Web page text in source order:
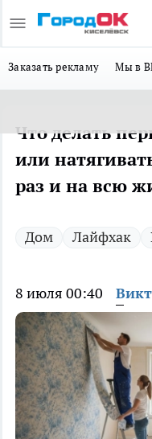
Заказать рекламу Мы в
Что делать
или
раз и на всю
Дом Лайфхак
8 июля 00:40